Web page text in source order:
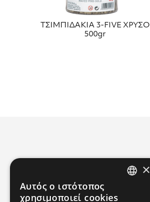
ΤΣΙΜΠΙΔΑΚΙΑ 3-FIVE ΧΡΥΣΟ
500gr
Χρήσιμοι Σύνδεσμοι
×
Αυτός ο ιστότοπος
χρησιμοποιεί cookies